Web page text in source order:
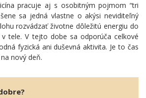
pracuje aj s osobitným pojmom “tri
sa jedná vlastne o akýsi neviditeľný
rozvádzať životne dôležitú energiu do
tele. V tejto dobe sa odporúča celkové
fyzická ani duševná aktivita. Je to čas
nový deň.